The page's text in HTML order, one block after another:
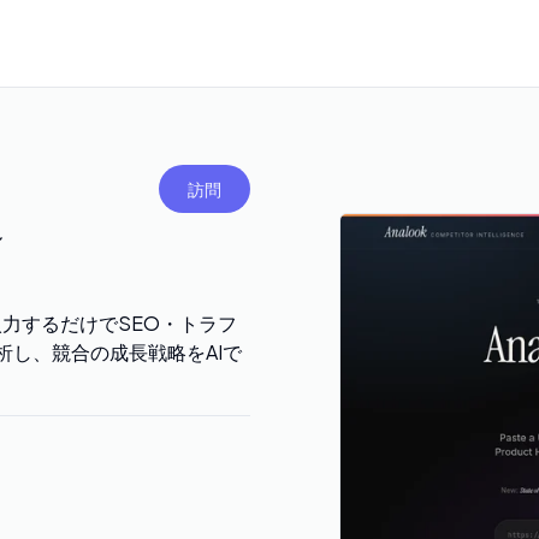
訪問
するだけでSEO・トラフ
、競合の成長戦略をAIで